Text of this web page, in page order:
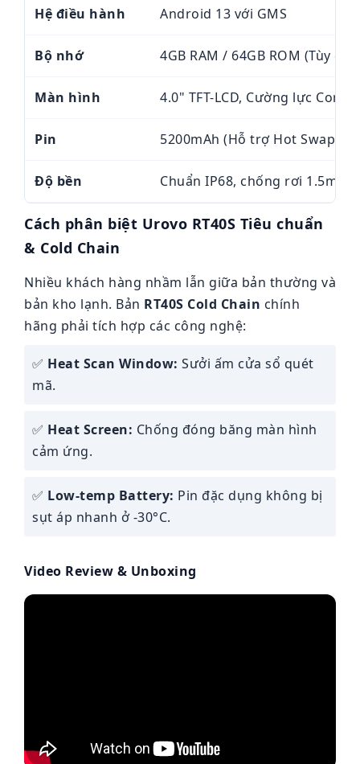
Hệ điều hành Android 13 với GMS
Bộ nhớ 4GB RAM / 64GB ROM (Tùy
Màn hình 4.0" TFT-LCD, Cường lực
Pin 5200mAh (Hỗ trợ Hot Swap -
Độ bền Chuẩn IP68, chống rơi 1.5m
Cách phân biệt Urovo RT40S Tiêu chuẩn
& Cold Chain
Nhiều khách hàng nhầm lẫn giữa bản thường và
bản kho lạnh. Bản RT40S Cold Chain chính
hãng phải tích hợp các công nghệ:
✅ Heat Scan Window: Sưởi ấm cửa sổ quét
mã.
✅ Heat Screen: Chống đóng băng màn hình
cảm ứng.
✅ Low-temp Battery: Pin đặc dụng không bị
sụt áp nhanh ở -30°C.
Video Review & Unboxing